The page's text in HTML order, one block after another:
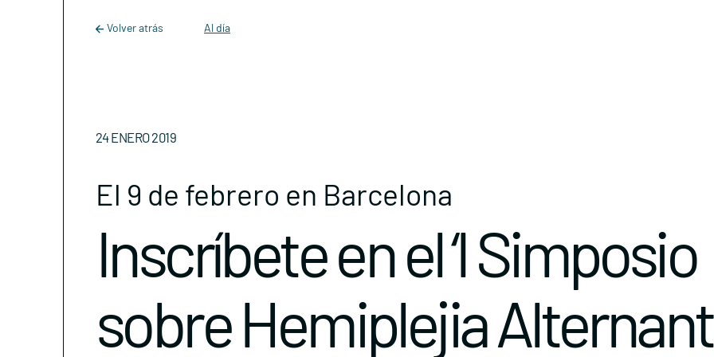
Main Navigation
Volver atrás Al día
24 ENERO 2019
El 9 de febrero en Barcelona
Inscríbete en el ‘I Simposio
sobre Hemiplejia